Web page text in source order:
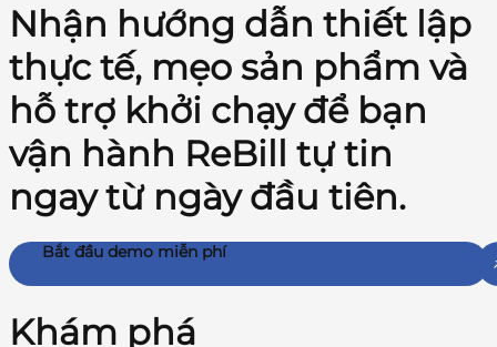
Nhận hướng dẫn thiết lập
thực tế, mẹo sản phẩm và
hỗ trợ khởi chạy để bạn
vận hành ReBill tự tin
ngay từ ngày đầu tiên.
Bắt đầu demo miễn phí
Khám phá